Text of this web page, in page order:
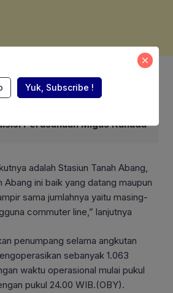
Anak Usaha PIEP di Prancis
Perusahaan Migas Kanada
adalah Stasiun Tanah Abang,
Abang ini baik yang datang maupun
sama jumlahnya yaitu masing-
commuter line,” lanjutnya
penumpang selama angkutan
sebanyak 1.063
waktu operasional mulai pukul
pukul 24.00 WIB.(OBY).
Yuk, Subscribe !